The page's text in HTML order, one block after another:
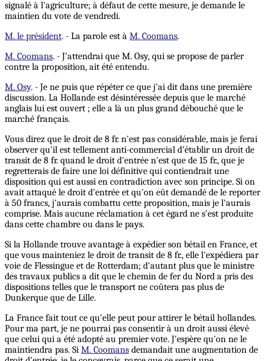
signalé à l'agriculture; à défaut de cette mesure, je demande le
maintien du vote de vendredi.
M. le président. - La parole est à M. Coomans.
M. Coomans. - J'attendrai que M. Osy, qui se propose de parler
contre la proposition, ait été entendu.
M. Osy. - Je ne puis que répéter ce que j'ai dit dans une première
discussion. La Hollande est désintéressée depuis que le marché
anglais lui est ouvert ; elle a là un plus grand débouché que le
marché français.
Vous direz que le droit de 8 fr. n'est pas considérable, mais je ferai
observer qu'il est tellement anti-commercial d'établir un droit de
transit de 8 fr. quand le droit d'entrée n'est que de 15 fr., que je
regretterais de faire une loi définitive qui contiendrait une
disposition qui est aussi en contradiction avec son principe. Si on
avait attaqué le droit d'entrée et qu'on eût demandé de le reporter
à 50 francs, j'aurais combattu cette proposition, mais je l'aurais
comprise. Mais aucune réclamation à cet égard ne s'est produite
dans cette chambre ou dans le pays.
Si la Hollande trouve avantage à expédier son bétail en France, et
que vous mainteniez le droit de transit de 8 fr., elle l'expédiera par
voie de Flessingue et de Rotterdam; d'autant plus que le ministre
des travaux publics a dit que le chemin de fer du Nord a pris des
dispositions telles que le transport ne coûtera pas plus de
Dunkerque que de Lille.
La France fait tout ce qu'elle peut pour attirer le bétail hollandes.
Pour ma part, je ne pourrai pas consentir à un droit aussi élevé
que celui qui a été adopté au premier vote. J'espère qu'on ne le
maintiendra pas. Si M. Coomans demandait une augmentation de